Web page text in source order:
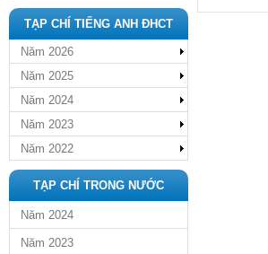
TẠP CHÍ TIẾNG ANH ĐHCT
Năm 2026
Năm 2025
Năm 2024
Năm 2023
Năm 2022
TẠP CHÍ TRONG NƯỚC
Năm 2024
Năm 2023